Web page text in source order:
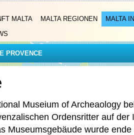
MALTA MALTA REGIONEN MALTA
PROVENCE
Museium of Archeaology
Ordensritter auf der
Museumsgebäude wurde ende